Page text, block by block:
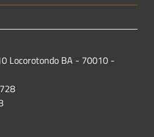
Locorotondo BA - 70010 -